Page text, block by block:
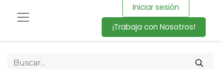
Iniciar sesión
¡Trabaja con Nosotros!